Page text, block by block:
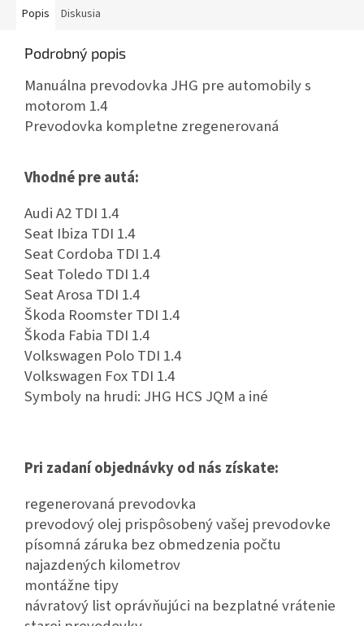
Popis Diskusia
Podrobný popis
Manuálna prevodovka JHG pre automobily s
motorom 1.4
Prevodovka kompletne zregenerovaná
Vhodné pre autá:
Audi A2 TDI 1.4
Seat Ibiza TDI 1.4
Seat Cordoba TDI 1.4
Seat Toledo TDI 1.4
Seat Arosa TDI 1.4
Škoda Roomster TDI 1.4
Škoda Fabia TDI 1.4
Volkswagen Polo TDI 1.4
Volkswagen Fox TDI 1.4
Symboly na hrudi: JHG HCS JQM a iné
Pri zadaní objednávky od nás získate:
regenerovaná prevodovka
prevodový olej prispôsobený vašej prevodovke
písomná záruka bez obmedzenia počtu
najazdených kilometrov
montážne tipy
návratový list oprávňujúci na bezplatné vrátenie